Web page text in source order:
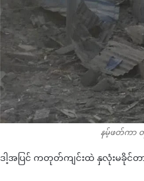
နမ့်ဖတ်ကာ
ဒါ့အပြင် ကတုတ်ကျင်းထဲ နှလုံးမခိုင်